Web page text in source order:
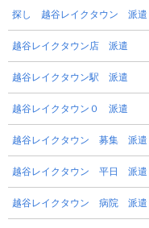
探し 越谷レイクタウン 派遣
越谷レイクタウン店 派遣
越谷レイクタウン駅 派遣
越谷レイクタウン０ 派遣
越谷レイクタウン 募集 派遣
越谷レイクタウン 平日 派遣
越谷レイクタウン 病院 派遣